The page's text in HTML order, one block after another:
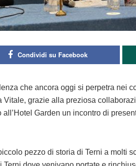
Condividi su Facebook
che ancora oggi si perpetra nei
Vitale, grazie alla preziosa
Garden un incontro di
pezzo di storia di Terni a molti